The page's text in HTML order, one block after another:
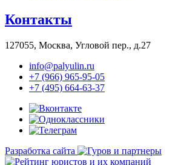
Контакты
127055, Москва, Угловой пер., д.27
info@palyulin.ru
+7 (966) 965-95-05
+7 (495) 664-63-37
Разработка сайта